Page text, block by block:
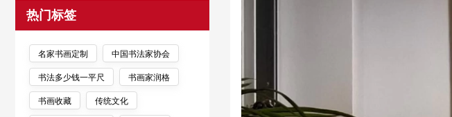
热门标签
名家书画定制
中国书法家协会
书法多少钱一平尺
书画家润格
书画收藏
传统文化